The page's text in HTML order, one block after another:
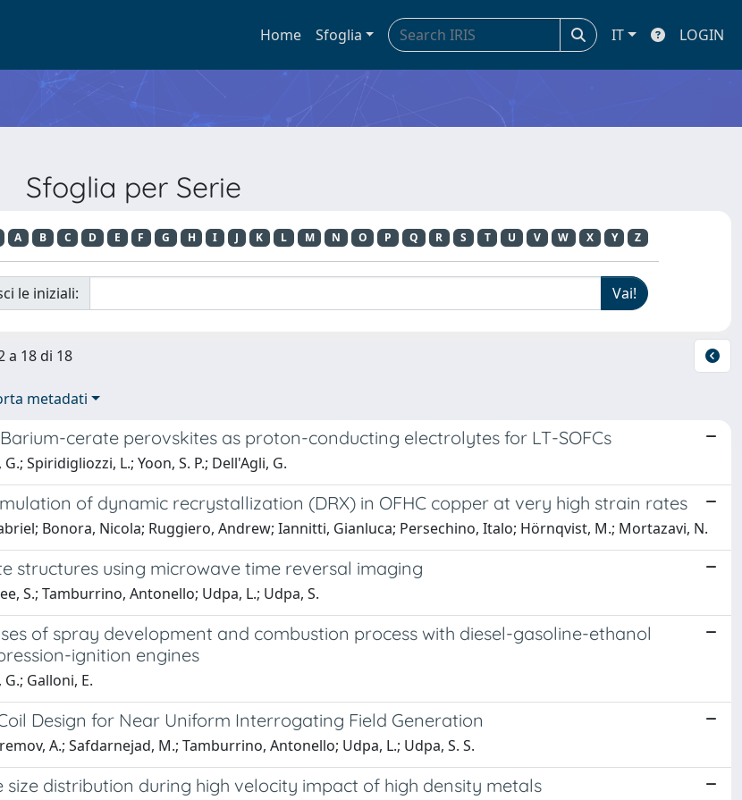
Home Sfoglia IT LOGIN
Sfoglia per Serie
A B C D E F G H I J K L M N O P Q R S T U V W X Y Z
le iniziali:
a 18 di 18
metadati
cerate perovskites as proton-conducting electrolytes for LT-SOFCs
Spiridigliozzi, L.; Yoon, S. P.; Dell'Agli, G.
of dynamic recrystallization (DRX) in OFHC copper at very high strain rates
Bonora, Nicola; Ruggiero, Andrew; Iannitti, Gianluca; Persechino, Italo; Hörnqvist, M.; Mortazavi, N.
structures using microwave time reversal imaging
S.; Tamburrino, Antonello; Udpa, L.; Udpa, S.
of spray development and combustion process with diesel-gasoline-ethanol
ignition engines
Galloni, E.
Design for Near Uniform Interrogating Field Generation
A.; Safdarnejad, M.; Tamburrino, Antonello; Udpa, L.; Udpa, S. S.
distribution during high velocity impact of high density metals